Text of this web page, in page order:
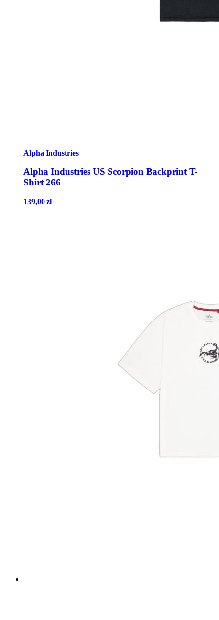
Alpha Industries
Alpha Industries US Scorpion Backprint T-
Shirt 266
139,00zł